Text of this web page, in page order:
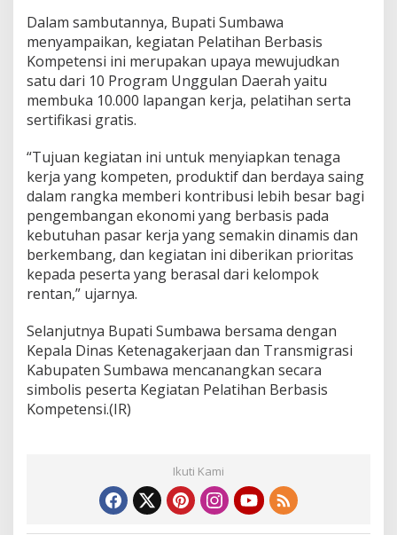
r
b
a
s
s
m
p
e
t
e
n
s
i
Dalam sambutannya, Bupati Sumbawa
menyampaikan, kegiatan Pelatihan Berbasis
Kompetensi ini merupakan upaya mewujudkan
satu dari 10 Program Unggulan Daerah yaitu
membuka 10.000 lapangan kerja, pelatihan serta
sertifikasi gratis.
“Tujuan kegiatan ini untuk menyiapkan tenaga
kerja yang kompeten, produktif dan berdaya saing
dalam rangka memberi kontribusi lebih besar bagi
pengembangan ekonomi yang berbasis pada
kebutuhan pasar kerja yang semakin dinamis dan
berkembang, dan kegiatan ini diberikan prioritas
kepada peserta yang berasal dari kelompok
rentan,” ujarnya.
Selanjutnya Bupati Sumbawa bersama dengan
Kepala Dinas Ketenagakerjaan dan Transmigrasi
Kabupaten Sumbawa mencanangkan secara
simbolis peserta Kegiatan Pelatihan Berbasis
Kompetensi.(IR)
Ikuti Kami